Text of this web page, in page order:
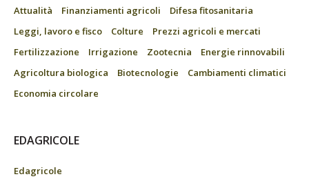
Attualità Finanziamenti agricoli
Difesa fitosanitaria
Leggi, lavoro e fisco
Colture
Prezzi agricoli e mercati
Fertilizzazione
Irrigazione Zootecnia
Energie rinnovabili
Agricoltura biologica
Biotecnologie
Cambiamenti climatici
Economia circolare
EDAGRICOLE
Edagricole